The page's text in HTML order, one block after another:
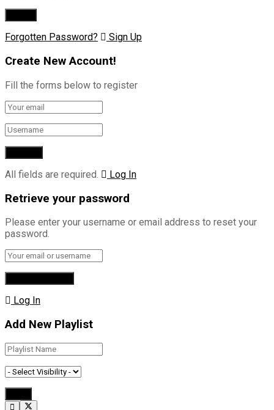
Forgotten Password? Sign Up
Create New Account!
Fill the forms below to register
All fields are required. Log In
Retrieve your password
Please enter your username or email address to reset your
password.
Log In
Add New Playlist